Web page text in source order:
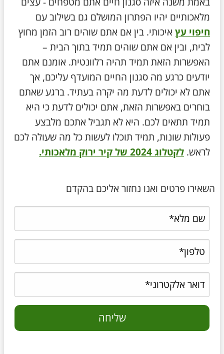
מלאכותיים יהיו הפתרון המושלם גם בשילוב עם
חיפוי עץ איכותי. בין אם אתם שוהים רוב הזמן מחוץ
לבית, ובין אם אתם שוהים תמיד בתוך הבית –
האפשרות הזאת תמיד תהיה רלוונטית. אומנם אתם
יודעים כרגע מה סגנון החיים המועדף עליכם, אך
אתם לא יכולים לדעת מה יקרה בעתיד. ברגע שאתם
בוחרים באפשרות הזאת, אתם יכולים לדעת כי היא
תמיד תתאים לכם. היא לא תגביל אתכם מלבצע
פעולות שונות, תמיד תוכלו לעשות כל מה שעולה לכם
לראש. לקטלוג 2024 של קיר ירוק מלאכותי.
השאירו פרטים ואנו נחזור אליכם בהקדם